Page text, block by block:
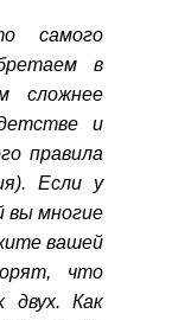
самого
в
сложнее
и
правила
Если у
вы многие
вашей
что
двух. Как